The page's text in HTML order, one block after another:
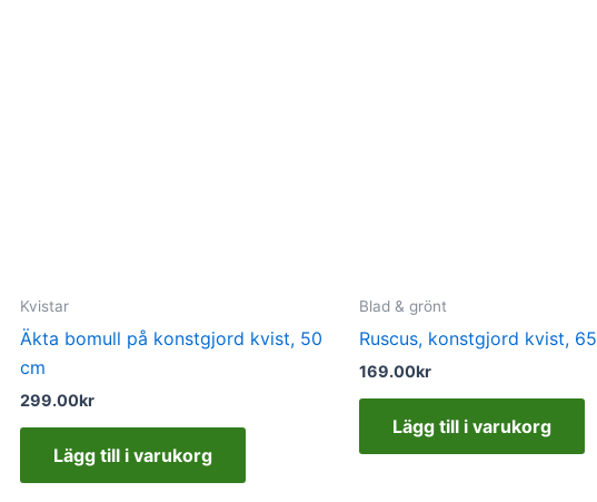
Kvistar
Äkta bomull på konstgjord kvist, 50
cm
299.00kr
Lägg till i varukorg
Blad & grönt
Ruscus, konstgjord kvist,
169.00kr
Lägg till i varukorg